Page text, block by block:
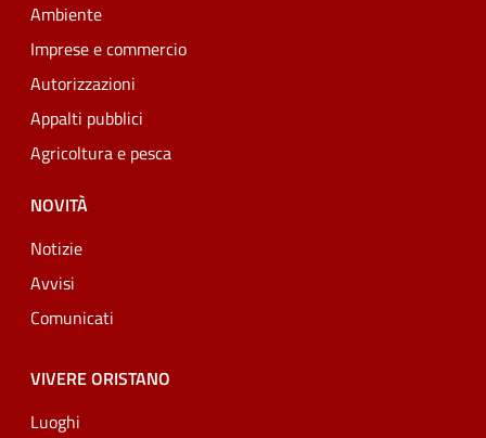
Ambiente
Imprese e commercio
Autorizzazioni
Appalti pubblici
Agricoltura e pesca
NOVITÀ
Notizie
Avvisi
Comunicati
VIVERE ORISTANO
Luoghi